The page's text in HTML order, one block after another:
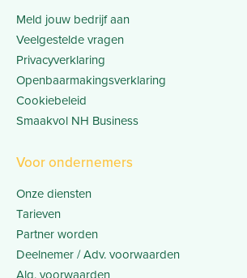
Meld jouw bedrijf aan
Veelgestelde vragen
Privacyverklaring
Openbaarmakingsverklaring
Cookiebeleid
Smaakvol NH Business
Voor ondernemers
Onze diensten
Tarieven
Partner worden
Deelnemer / Adv. voorwaarden